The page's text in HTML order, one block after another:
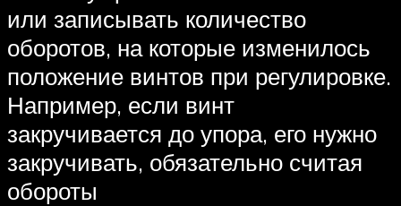
или записывать количество
оборотов, на которые изменилось
положение винтов при регулировке.
Например, если винт
закручивается до упора, его нужно
закручивать, обязательно считая
обороты